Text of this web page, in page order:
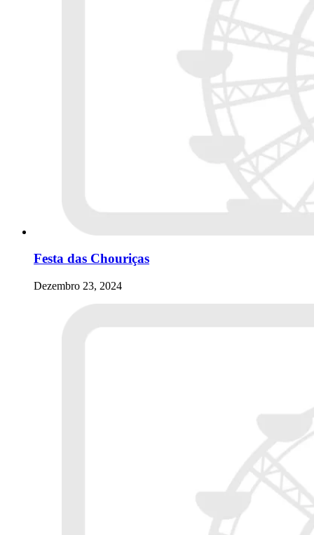
Festa das Chouriças
Dezembro 23, 2024